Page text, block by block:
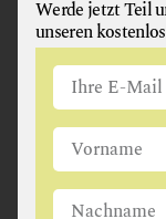
Werde jetzt Teil
unseren